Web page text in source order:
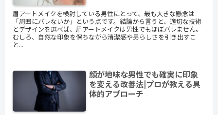
眉アートメイクを検討している男性にとって、最も大きな懸念は
「周囲にバレないか」という点です。結論から言うと、適切な技術
とデザインを選べば、眉アートメイクは男性でもほぼバレません。
むしろ、自然な印象を保ちながら清潔感や男らしさを引き出すこ
と...
顔が地味な男性でも確実に印象
を変える改善法|プロが教える具
体的アプローチ